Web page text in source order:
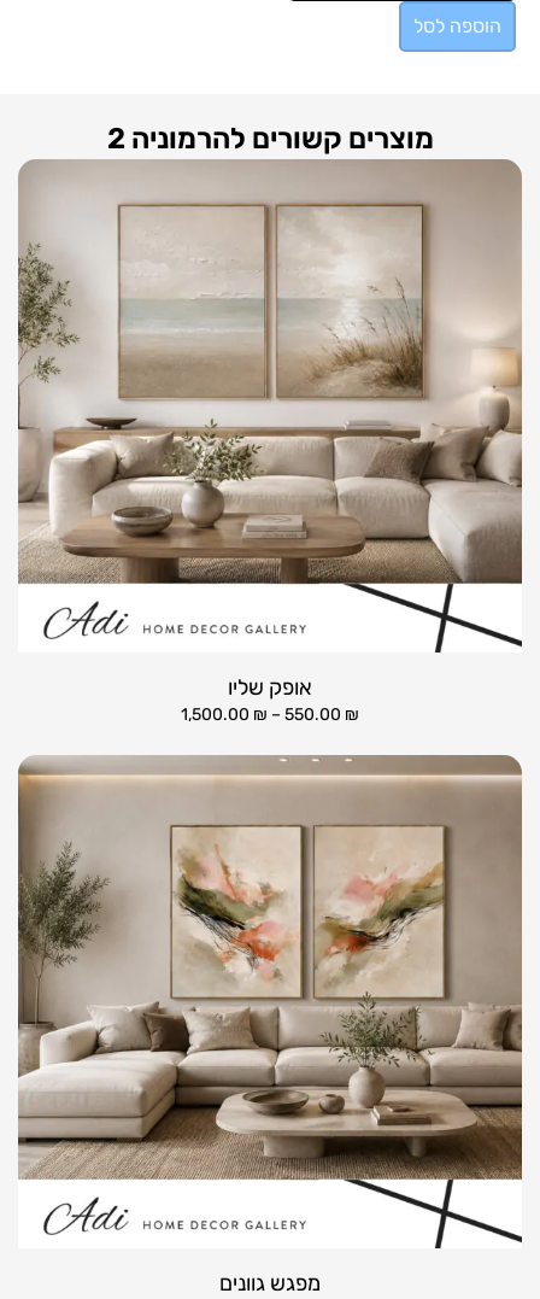
הוספה לסל
מוצרים קשורים להרמוניה 2
אופק שליו
550.00 ₪
–
1,500.00 ₪
מפגש גוונים